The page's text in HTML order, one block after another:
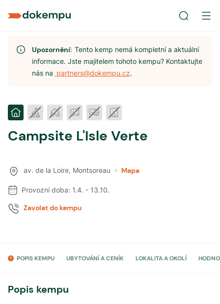
Upozornění:Tento kemp nemá kompletní a aktuální
informace. Jste majitelem tohoto kempu? Kontaktujte
nás na partners@dokempu.cz.
Campsite L'Isle Verte
av. de la Loire, Montsoreau Mapa
Provozní doba: 1.4. - 13.10.
Zavolat do kempu
POPIS KEMPU UBYTOVÁNÍ A CENÍK LOKALITA A OKOLÍ
Popis kempu